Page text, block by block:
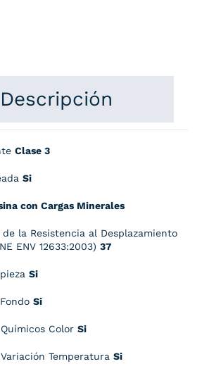
Descripción
Clase 3
Si
con Cargas Minerales
de la Resistencia al Desplazamiento
ENV 12633:2003) 37
Si
Si
Color Si
Temperatura Si